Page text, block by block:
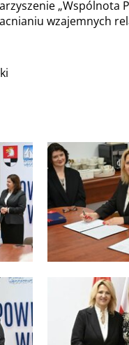
„Wspólnota
wzajemnych